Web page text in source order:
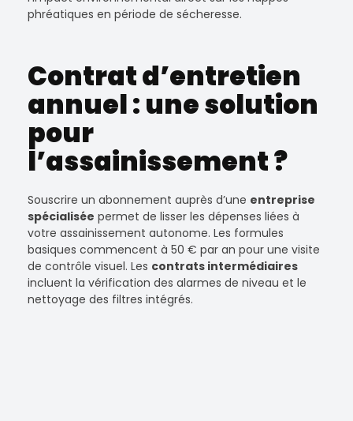
phréatiques en période de sécheresse.
Contrat d’entretien
annuel : une solution
pour
l’assainissement ?
Souscrire un abonnement auprès d’une entreprise
spécialisée permet de lisser les dépenses liées à
votre assainissement autonome. Les formules
basiques commencent à 50 € par an pour une visite
de contrôle visuel. Les contrats intermédiaires
incluent la vérification des alarmes de niveau et le
nettoyage des filtres intégrés.